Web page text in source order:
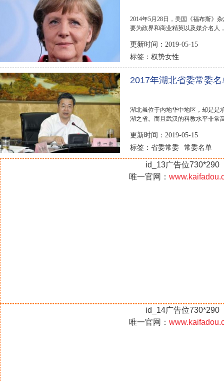
2014年5月28日，美国《福布斯》
要为政界和商业精英以及媒介名人
更新时间：2019-05-15
标签： 权势女性
2017年湖北省委常委
湖北虽位于内地华中地区，却是是
湖之省。而且武汉的科教水平非常
更新时间：2019-05-15
标签： 省委常委 常委名单
id_13广告位730*290
唯一官网：
id_14广告位730*290
唯一官网：